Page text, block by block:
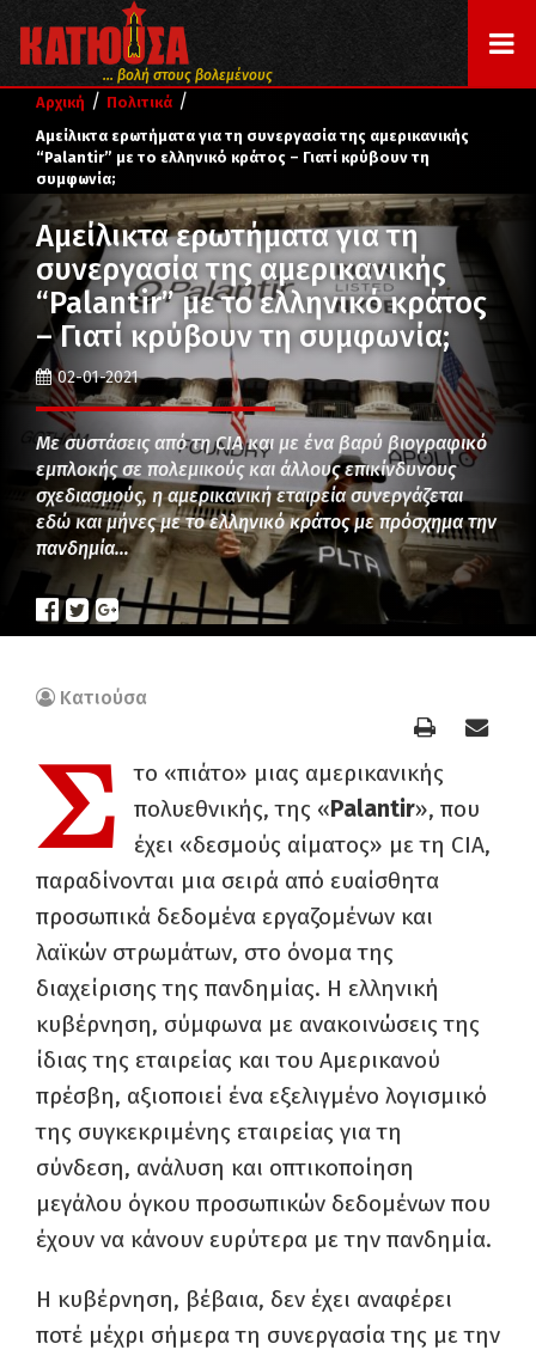
... βολή στους βολεμένους
Αρχική / Πολιτικά /
Αμείλικτα ερωτήματα για τη συνεργασία της αμερικανικής
“Palantir” με το ελληνικό κράτος – Γιατί κρύβουν τη
συμφωνία;
Αμείλικτα ερωτήματα για τη
συνεργασία της αμερικανικής
“Palantir” με το ελληνικό κράτος
– Γιατί κρύβουν τη συμφωνία;
02-01-2021
Με συστάσεις από τη CIA και με ένα βαρύ βιογραφικό
εμπλοκής σε πολεμικούς και άλλους επικίνδυνους
σχεδιασμούς, η αμερικανική εταιρεία συνεργάζεται
εδώ και μήνες με το ελληνικό κράτος με πρόσχημα την
πανδημία…
Κατιούσα
Σ
το «πιάτο» μιας αμερικανικής
πολυεθνικής, της «Palantir», που
έχει «δεσμούς αίματος» με τη CIA,
παραδίνονται μια σειρά από ευαίσθητα
προσωπικά δεδομένα εργαζομένων και
λαϊκών στρωμάτων, στο όνομα της
διαχείρισης της πανδημίας. Η ελληνική
κυβέρνηση, σύμφωνα με ανακοινώσεις της
ίδιας της εταιρείας και του Αμερικανού
πρέσβη, αξιοποιεί ένα εξελιγμένο λογισμικό
της συγκεκριμένης εταιρείας για τη
σύνδεση, ανάλυση και οπτικοποίηση
μεγάλου όγκου προσωπικών δεδομένων που
έχουν να κάνουν ευρύτερα με την πανδημία.
Η κυβέρνηση, βέβαια, δεν έχει αναφέρει
ποτέ μέχρι σήμερα τη συνεργασία της με την